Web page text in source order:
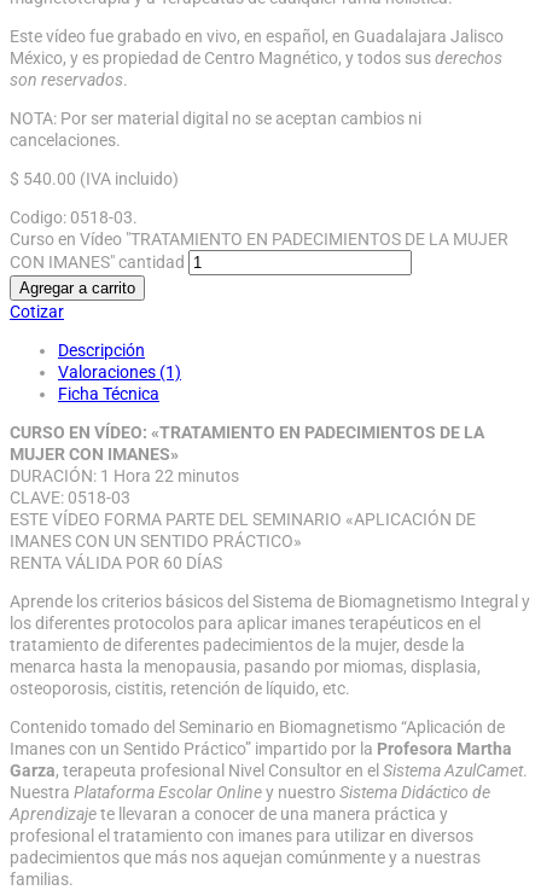
Este vídeo fue grabado en vivo, en español, en Guadalajara Jalisco
México, y es propiedad de Centro Magnético, y todos susderechos
son reservados.
NOTA: Por ser material digital no se aceptan cambios ni
cancelaciones.
$ 540.00 (IVA incluido)
Codigo: 0518-03.
Curso en Vídeo "TRATAMIENTO EN PADECIMIENTOS DE LA MUJER
CON IMANES" cantidad
Agregar a carrito
Cotizar
Descripción
Valoraciones (1)
Ficha Técnica
CURSO EN VÍDEO: «TRATAMIENTO EN PADECIMIENTOS DE LA
MUJER CON IMANES»
DURACIÓN: 1 Hora 22 minutos
CLAVE: 0518-03
ESTE VÍDEO FORMA PARTE DEL SEMINARIO «APLICACIÓN DE
IMANES CON UN SENTIDO PRÁCTICO»
RENTA VÁLIDA POR 60 DÍAS
Aprende los criterios básicos del Sistema de Biomagnetismo Integral y
los diferentes protocolos para aplicar imanes terapéuticos en el
tratamiento de diferentes padecimientos de la mujer, desde la
menarca hasta la menopausia, pasando por miomas, displasia,
osteoporosis, cistitis, retención de líquido, etc.
Contenido tomado del Seminario en Biomagnetismo “Aplicación de
Imanes con un Sentido Práctico” impartido por la Profesora Martha
Garza, terapeuta profesional Nivel Consultor en elSistema AzulCamet.
Nuestra Plataforma Escolar Onliney nuestroSistema Didáctico de
Aprendizajete llevaran a conocer de una manera práctica y
profesional el tratamiento con imanes para utilizar en diversos
padecimientos que más nos aquejan comúnmente y a nuestras
familias.